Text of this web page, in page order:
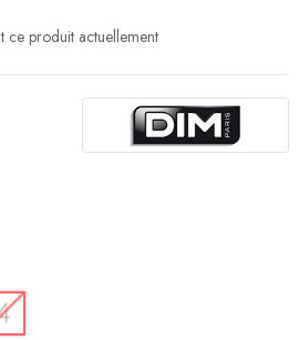
ce produit actuellement